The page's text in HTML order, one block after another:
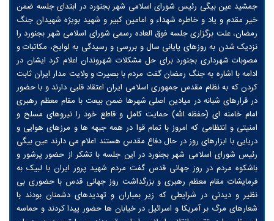
جمشید عین بیگی رئیس شورای اسلامی شهر بجنورد در ابتدای جلسه ضمن
خیر مقدم و یاد و خاطره شهداء و امامین کبیر و شهید بویژه شهیدان جنگ
رمضان، علت برگزاری جلسه فوق العاده رسمی شورای اسلامی شهر بجنورد را
نزدیک شدن به روزهای پایانی سال و بررسی و رسیدگی به لوایح، مکاتبات و
مصوبات شهرداری بجنورد برای حل مشکلات شهروندان اعلام کرد ایشان در
ادامه با اشاره به جنگ رمضان گفت مردم با بصیرت و ولایت مدار ایران ثابت
کردن که به نظام مقدس جمهوری اسلامی ایران اعتقاد قلبی دارند و با حضور
در قرارهای شبانه در میادین اصلی شهرها ضمن بیعت با مقام معظم رهبری
امام خامنه ای (حفظه الله) حمایت کامل و قاطع خود را نیروهای مسلح و
امنیتی و انتظامی که امروز با تمام قوا در همه جبهه ها و مرزهای هوایی و
دریایی با ابزارهای روز در حال دفاع مقدس هستند اعلام می دارند عین بیگی
رئیس شورای اسلامی شهر بجنورد در این جلسه با تشکر از حضور پرشور و
باشکوه مردم در روز جهانی قدس گفت مردم شهید پرور ایران با لبیک به
فرمایشات مقام معظم رهبری و بزرگداشت روز جهانی قدس با حضوری بی
نظیر و دیدنی در شرایطی که زیر بمباران و تهدیدهای دشمنان بودند با
شعارهای مرگ بر آمریکا و اسرائیل در خیابان ها حضور پیدا کردند و حماسه